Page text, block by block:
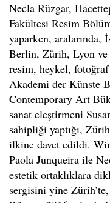
Necla Rüzgar,
Fakültesi Resim
yaparken, aralarında,
Berlin, Zürih, Lyon ve
resim, heykel,
Akademi der Künste
Contemporary Art
sanat eleştirmeni
sahipliği yaptığı,
ilkine davet edildi.
Paola Junqueira ile
estetik ortaklıklara
sergisini yine